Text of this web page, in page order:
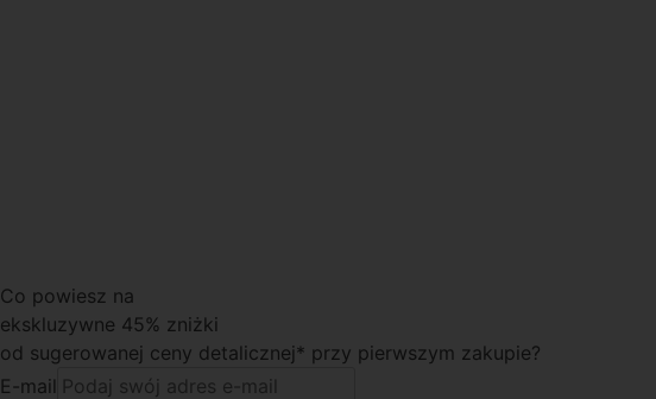
Co powiesz na
ekskluzywne 45% zniżki
od sugerowanej ceny detalicznej* przy pierwszym zakupie?
E-mail